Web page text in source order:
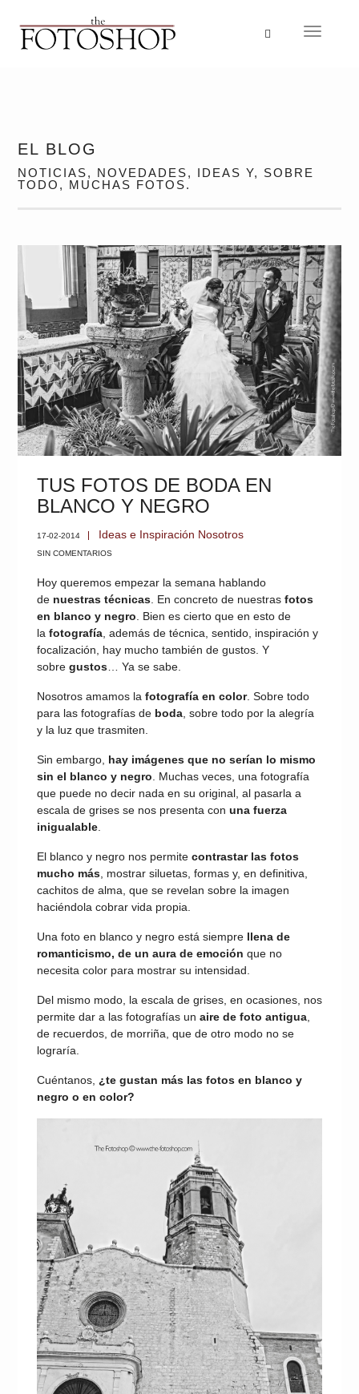
Idioma
EL BLOG
NOTICIAS, NOVEDADES, IDEAS Y, SOBRE
TODO, MUCHAS FOTOS.
TUS FOTOS DE BODA EN
BLANCO Y NEGRO
17-02-2014 Ideas e Inspiración Nosotros
SIN COMENTARIOS
Hoy queremos empezar la semana hablando
de nuestras técnicas . En concreto de nuestras fotos
en blanco y negro . Bien es cierto que en esto de
la fotografía , además de técnica, sentido, inspiración y
focalización, hay mucho también de gustos. Y
sobre gustos … Ya se sabe.
Nosotros amamos la fotografía en color. Sobre todo
para las fotografías de boda , sobre todo por la alegría
y la luz que trasmiten.
Sin embargo, hay imágenes que no serían lo mismo
sin el blanco y negro . Muchas veces, una fotografía
que puede no decir nada en su original, al pasarla a
escala de grises se nos presenta con una fuerza
inigualable
El blanco y negro nos permite contrastar las fotos
mucho más , mostrar siluetas, formas y, en definitiva,
cachitos de alma, que se revelan sobre la imagen
haciéndola cobrar vida propia.
Una foto en blanco y negro está siempre llena de
romanticismo, de un aura de emoción que no
necesita color para mostrar su intensidad.
Del mismo modo, la escala de grises, en ocasiones, nos
permite dar a las fotografías un aire de foto antigua
de recuerdos, de morriña, que de otro modo no se
lograría.
Cuéntanos, ¿te gustan más las fotos en blanco y
negro o en color?